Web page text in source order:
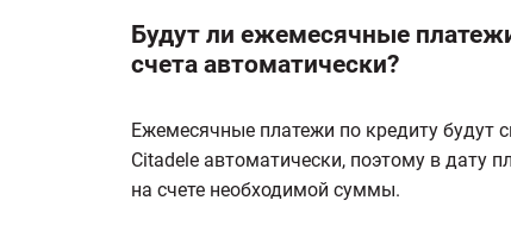
Будут ли ежемесячные
счета автоматически?
Ежемесячные платежи по кредиту будут
Citadele автоматически, поэтому в дату
на счете необходимой суммы.